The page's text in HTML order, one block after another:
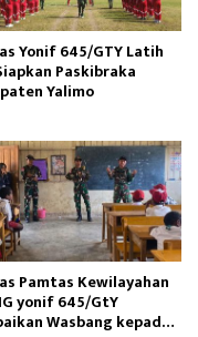
Yonif 645/GTY Latih
Paskibraka
Yalimo
Pamtas Kewilayahan
yonif 645/GtY
Wasbang kepada